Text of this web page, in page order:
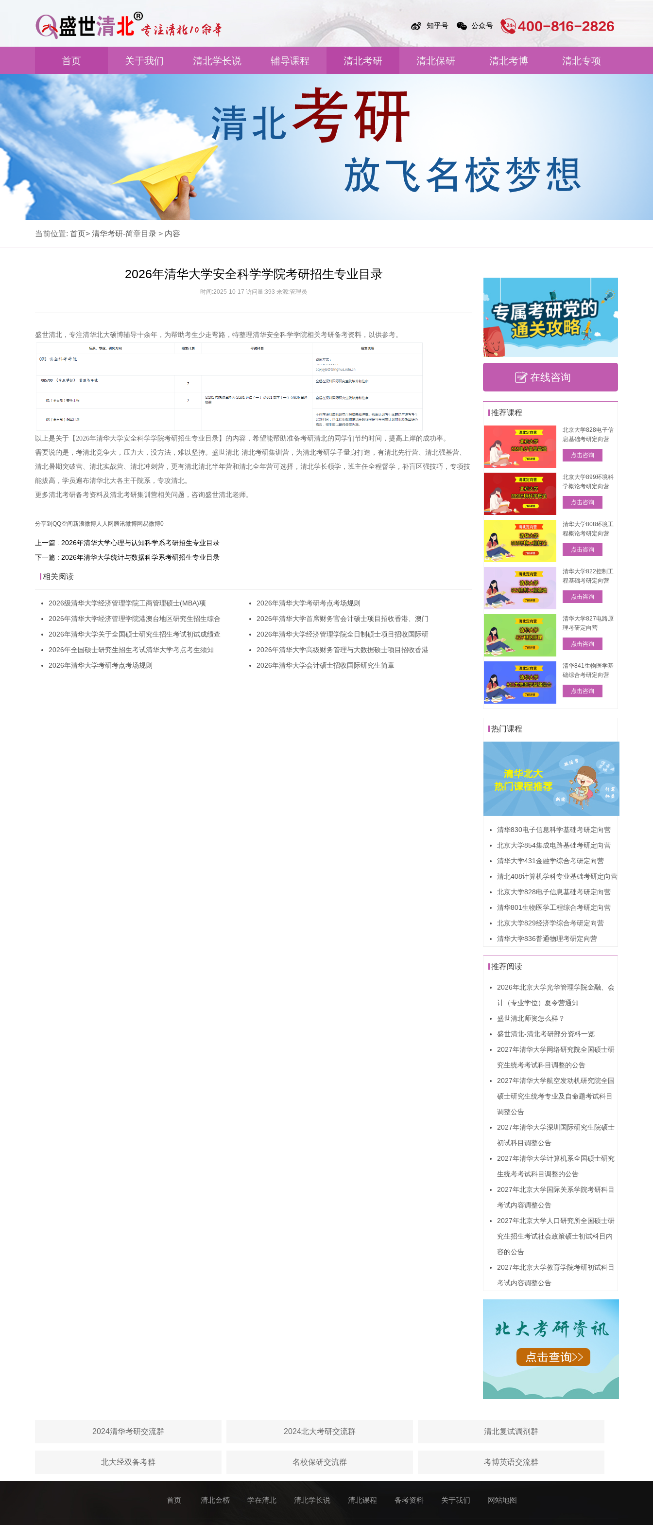
知乎号 公众号
首页 关于我们 清北学长说 辅导课程 清北考研 清北保研 清北考博 清北专项
当前位置: 首页> 清华考研-简章目录 > 内容
2026年清华大学安全科学学院考研招生专业目录
时间:2025-10-17 访问量:393 来源:管理员
盛世清北，专注清华北大硕博辅导十余年，为帮助考生少走弯路，特整理清华安全科学学院相关考研备考资料，以供参考。
以上是关于【2026年清华大学安全科学学院考研招生专业目录】的内容，希望能帮助准备考研清北的同学们节约时间，提高上岸的成功率。
需要说的是，考清北竞争大，压力大，没方法，难以坚持。盛世清北-清北考研集训营，为清北考研学子量身打造，有清北先行营、清北强基营、
清北暑期突破营、清北实战营、清北冲刺营，更有清北清北半年营和清北全年营可选择，清北学长领学，班主任全程督学，补盲区强技巧，专项技
能拔高，学员遍布清华北大各主干院系，专攻清北。
更多清北考研备考资料及清北考研集训营相关问题，咨询盛世清北老师。
分享到 QQ空间 新浪微博人人网 腾讯微博网易微博0
上一篇 : 2026年清华大学心理与认知科学系考研招生专业目录
下一篇 : 2026年清华大学统计与数据科学系考研招生专业目录
相关阅读
2026级清华大学经济管理学院工商管理硕士(MBA)项
2026年清华大学经济管理学院港澳台地区研究生招生综合
2026年清华大学关于全国硕士研究生招生考试初试成绩查
2026年全国硕士研究生招生考试清华大学考点考生须知
2026年清华大学考研考点考场规则
2026年清华大学考研考点考场规则
2026年清华大学首席财务官会计硕士项目招收香港、澳门
2026年清华大学经济管理学院全日制硕士项目招收国际研
2026年清华大学高级财务管理与大数据硕士项目招收香港
2026年清华大学会计硕士招收国际研究生简章
在线咨询
推荐课程
北京大学828电子信
息基础考研定向营
点击咨询
北京大学899环境科
学概论考研定向营
点击咨询
清华大学808环境工
程概论考研定向营
点击咨询
清华大学822控制工
程基础考研定向营
点击咨询
清华大学827电路原
理考研定向营
点击咨询
清华841生物医学基
础综合考研定向营
点击咨询
热门课程
清华830电子信息科学基础考研定向营
北京大学854集成电路基础考研定向营
清华大学431金融学综合考研定向营
清北408计算机学科专业基础考研定向营
北京大学828电子信息基础考研定向营
清华801生物医学工程综合考研定向营
北京大学829经济学综合考研定向营
清华大学836普通物理考研定向营
推荐阅读
2026年北京大学光华管理学院金融、会
计（专业学位）夏令营通知
盛世清北师资怎么样？
盛世清北-清北考研部分资料一览
2027年清华大学网络研究院全国硕士研
究生统考考试科目调整的公告
2027年清华大学航空发动机研究院全国
硕士研究生统考专业及自命题考试科目
调整公告
2027年清华大学深圳国际研究生院硕士
初试科目调整公告
2027年清华大学计算机系全国硕士研究
生统考考试科目调整的公告
2027年北京大学国际关系学院考研科目
考试内容调整公告
2027年北京大学人口研究所全国硕士研
究生招生考试社会政策硕士初试科目内
容的公告
2027年北京大学教育学院考研初试科目
考试内容调整公告
2024清华考研交流群 2024北大考研交流群 清北复试调剂群
北大经双备考群 名校保研交流群 考博英语交流群
首页 清北金榜 学在清北 清北学长说 清北课程 备考资料 关于我们 网站地图